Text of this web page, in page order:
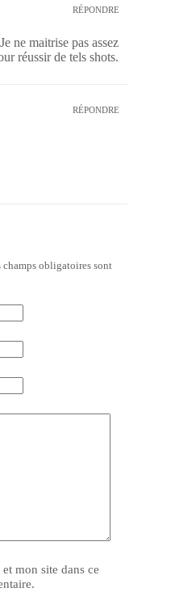
RÉPONDRE
ne maitrise pas assez
réussir de tels shots.
RÉPONDRE
champs obligatoires sont
mon site dans ce